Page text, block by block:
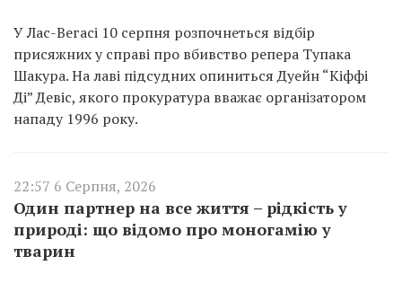
У Лас-Вегасі 10 серпня розпочнеться відбір
присяжних у справі про вбивство репера Тупака
Шакура. На лаві підсудних опиниться Дуейн “Кіффі
Ді” Девіс, якого прокуратура вважає організатором
нападу 1996 року.
22:57 6 Серпня, 2026
Один партнер на все життя – рідкість у
природі: що відомо про моногамію у
тварин